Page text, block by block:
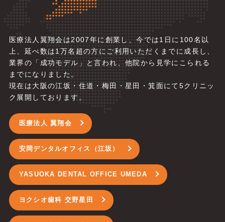
医療法人翼翔会は2007年に創業し、今では1日に100名以
上、延べ数は1万名超の方にご利用いただくまでに成長し、
業界の「成功モデル」と言われ、他院から見学にこられる
までになりました。
現在は大阪の江坂・住道・梅田・星田・箕面にて5クリニッ
ク展開しております。
医療法人 翼翔会
安岡デンタルオフィス（江坂）
YASUOKA DENTAL OFFICE UMEDA
ヨクシオ歯科 交野星田